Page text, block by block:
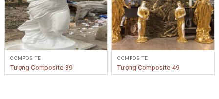
COMPOSITE
Tượng Composite 39
COMPOSITE
Tượng Composite 49